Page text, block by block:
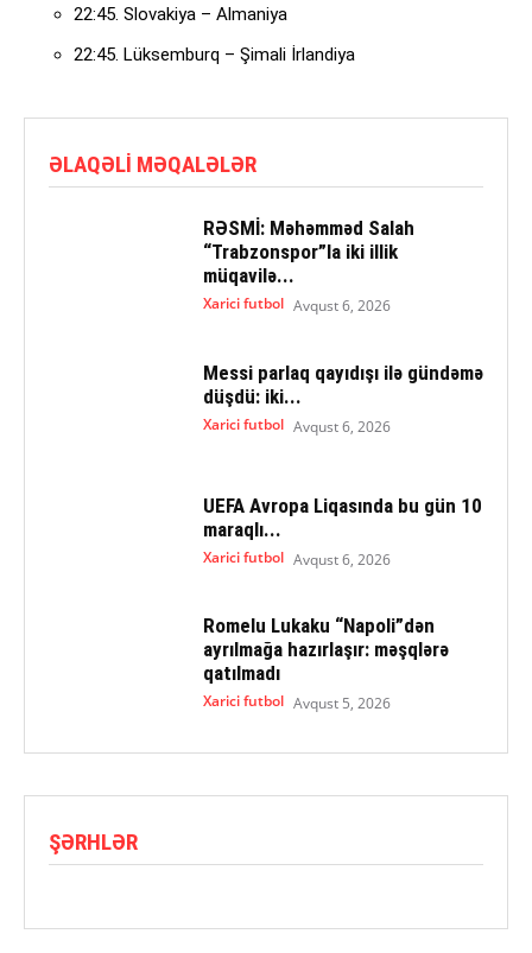
22:45. Slovakiya – Almaniya
22:45. Lüksemburq – Şimali İrlandiya
ƏLAQƏLI MƏQALƏLƏR
RƏSMİ: Məhəmməd Salah
“Trabzonspor”la iki illik
müqavilə...
Xarici futbol Avqust 6, 2026
Messi parlaq qayıdışı ilə gündəmə
düşdü: iki...
Xarici futbol Avqust 6, 2026
UEFA Avropa Liqasında bu gün 10
maraqlı...
Xarici futbol Avqust 6, 2026
Romelu Lukaku “Napoli”dən
ayrılmağa hazırlaşır: məşqlərə
qatılmadı
Xarici futbol Avqust 5, 2026
ŞƏRHLƏR